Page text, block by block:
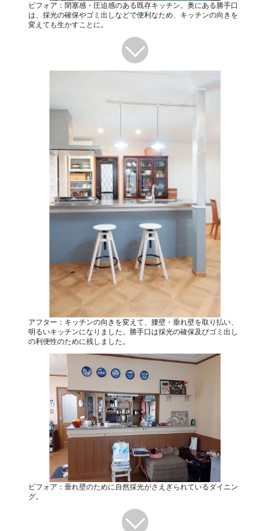
ビフォア：閉塞感・圧迫感のある既存キッチン。奥にある勝手口
は、採光の確保やゴミ出しなどで便利なため、キッチンの向きを
変えても生かすことに。
アフター：キッチンの向きを変えて、腰壁・垂れ壁を取り払い、
明るいキッチンになりました。勝手口は採光の確保及びゴミ出し
の利便性のために残しました。
ビフォア：垂れ壁のために自然採光がさえぎられているダイニン
グ。